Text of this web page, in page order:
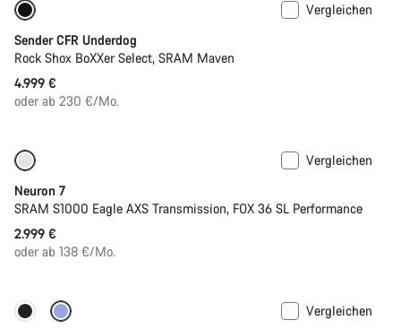
Vergleichen
Sender CFR Underdog
Rock Shox BoXXer Select, SRAM Maven
4.999 €
oder ab 230 €/Mo.
Vergleichen
Neuron 7
SRAM S1000 Eagle AXS Transmission, FOX 36 SL Performance
2.999 €
oder ab 138 €/Mo.
Neu
Vergleichen